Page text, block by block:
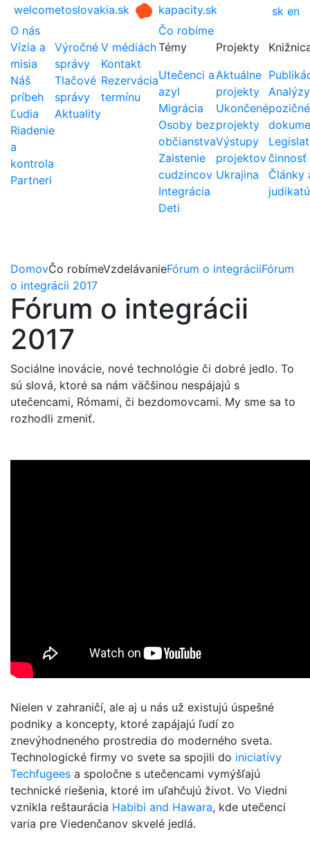
welcometoslovakia.sk kapacity.sk sk en
O nás
Vízia a
misia
Náš
príbeh
Ľudia
Riadenie
a
kontrola
Partneri
Výročné
správy
Tlačové
správy
Aktuality
V médiách
Kontakt
Rezervácia
termínu
Čo robíme
Témy
Utečenci a
azyl
Migrácia
Osoby bez
občianstva
Zaistenie
cudzincov
Integrácia
Deti
Projekty
Aktuálne
projekty
Ukončené
projekty
Výstupy
projektov
Ukrajina
pozičné
činnosť
Články
DomovČo robímeVzdelávanieFórum o integráciiFórum
o integrácii 2017
Fórum o integrácii
2017
Sociálne inovácie, nové technológie či dobré jedlo. To
sú slová, ktoré sa nám väčšinou nespájajú s
utečencami, Rómami, či bezdomovcami. My sme sa to
rozhodli zmeniť.
Nielen v zahraničí, ale aj u nás už existujú úspešné
podniky a koncepty, ktoré zapájajú ľudí zo
znevýhodneného prostredia do moderného sveta.
Technologické firmy vo svete sa spojili do iniciatívy
Techfugees a spoločne s utečencami vymýšľajú
technické riešenia, ktoré im uľahčujú život. Vo Viedni
vznikla reštaurácia Habibi and Hawara, kde utečenci
varia pre Viedenčanov skvelé jedlá.